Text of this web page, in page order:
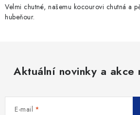
v
k
s
Velmi chutné, našemu kocourovi chutná a
hubeňour.
Aktuální novinky a akce
E-mail